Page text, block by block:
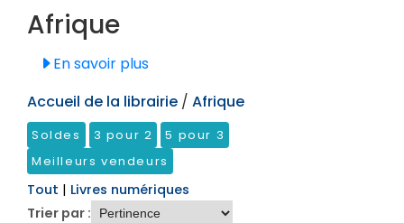
Afrique
En savoir plus
Accueil de la librairie / Afrique
Soldes 3 pour 2
5 pour 3
Meilleurs vendeurs
Tout | Livres numériques
Trier par :